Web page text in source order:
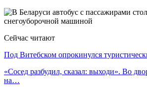
Сейчас читают
Под Витебском опрокинулся
«Сосед разбудил, сказал: выходи». Во
на…